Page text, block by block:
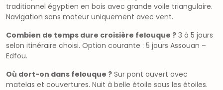
traditionnel égyptien en bois avec grande voile triangulaire.
Navigation sans moteur uniquement avec vent.
Combien de temps dure croisière felouque ? 3 à 5 jours
selon itinéraire choisi. Option courante : 5 jours Assouan –
Edfou.
Où dort-on dans felouque ? Sur pont ouvert avec
matelas et couvertures. Nuit à belle étoile sous les étoiles.